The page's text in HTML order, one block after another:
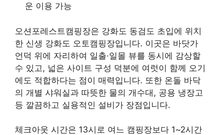
운 이용 가능
오션포레스트캠핑장은 강화도 동검도 초입에 위치
한 신생 강화도 오토캠핑장입니다. 이곳은 바닷가
언덕 위에 자리하여 일출·일몰 뷰를 동시에 감상할
수 있고, 넓은 사이트 구성 덕분에 여럿이 함께 오기
에도 적합하다는 점이 매력입니다. 또한 온돌 바닥
의 개별 샤워실과 따뜻한 물의 개수대, 공용 냉장고
등 깔끔하고 실용적인 설비가 장점입니다.
체크아웃 시간은 13시로 여느 캠핑장보다 1~2시간